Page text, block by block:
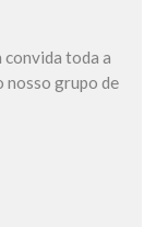
convida toda a
nosso grupo de